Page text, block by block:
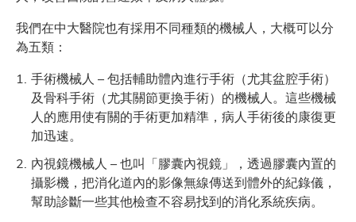
我們在中大醫院也有採用不同種類的機械人，大概可以分
為五類：
手術機械人 – 包括輔助體內進行手術（尤其盆腔手術）
及骨科手術（尤其關節更換手術）的機械人。這些機械
人的應用使有關的手術更加精準，病人手術後的康復更
加迅速。
內視鏡機械人 – 也叫「膠囊內視鏡」，透過膠囊內置的
攝影機，把消化道內的影像無線傳送到體外的紀錄儀，
幫助診斷一些其他檢查不容易找到的消化系統疾病。